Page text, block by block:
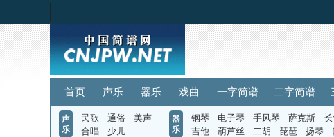
首页 声乐 器乐 戏曲 一字简谱 二字简谱
声
乐
民歌 通俗
美声
合唱
少儿
器
乐
钢琴 电子琴 手风琴 萨克斯
吉他
葫芦丝 二胡 琵琶 扬琴